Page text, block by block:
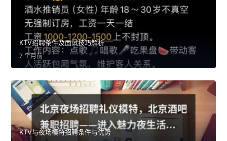
KTV招聘条件及面试技巧解析
7 个月前
KTV与夜场模特招聘条件与优势